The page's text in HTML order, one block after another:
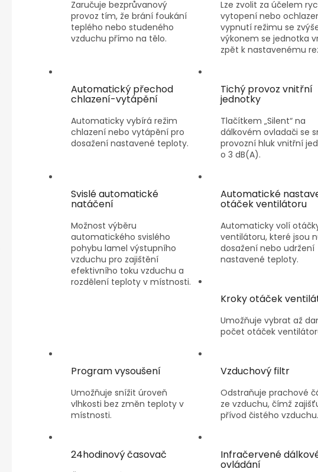
Zaručuje bezprůvanový
provoz tím, že brání foukání
teplého nebo studeného
vzduchu přímo na tělo.
Lze zvolit za účelem
vytopení nebo
vypnutí režimu se
výkonem se jednotka
zpět k nastavenému
Automatický přechod
chlazení-vytápění
Automaticky vybírá režim
chlazení nebo vytápění pro
dosažení nastavené teploty.
Tichý provoz vnitřní
jednotky
Tlačítkem „Silent“ na
dálkovém ovladači se
provozní hluk vnitřní
o 3 dB(A).
Svislé automatické
natáčení
Možnost výběru
automatického svislého
pohybu lamel výstupního
vzduchu pro zajištění
efektivního toku vzduchu a
rozdělení teploty v místnosti.
Automatické
otáček ventilátoru
Automaticky volí
ventilátoru, které jsou
dosažení nebo udržení
nastavené teploty.
Kroky otáček
Umožňuje vybrat až
počet otáček
Program vysoušení
Umožňuje snížit úroveň
vlhkosti bez změn teploty v
místnosti.
Vzduchový filtr
Odstraňuje prachové
ze vzduchu, čímž
přívod čistého vzduchu.
24hodinový časovač Infračervené
ovládání